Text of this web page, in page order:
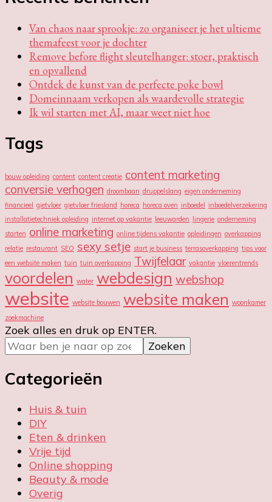
Van chaos naar sprookje: zo organiseer je het ultieme
themafeest voor je dochter
Remove before flight sleutelhanger: stoer, praktisch
en opvallend
Ontdek de kunst van de perfecte poke bowl
Domeinnaam verkopen als waardevolle strategie
Ik wil starten met AI, maar weet niet hoe
Tags
bouw opleiding content content creatie content marketing
conversie verhogen droombaan druppelslang eigen onderneming
financieel gietvloer gietvloer friesland horeca horeca oven inboedel inboedelverzekering
installatietechniek opleiding internet op vakantie leeuwarden lingerie onderneming
starten online marketing online tijdens vakantie opleidingen overkapping
relatie restaurant SEO sexy setje start je business terrasoverkapping tips voor
een website maken tuin tuin overkapping Twijfelaar vakantie vloerentrends
voordelen water webdesign webshop
website website bouwen website maken woonkamer
zoekmachine
Op
zoek
naar
iets?
Zoek alles en druk op ENTER.
Categorieën
Huis & tuin
DIY
Eten & drinken
Vrije tijd
Online shopping
Beauty & mode
Overig